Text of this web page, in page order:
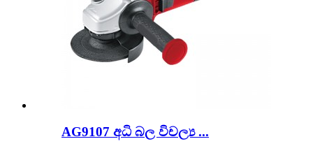
AG9107 අධි බල විචල්‍ය ...